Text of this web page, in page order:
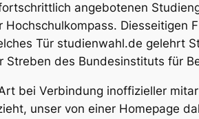
angebotenen
Diesseitigen
Tür studienwahl.de gelehrt
des Bundesinstituts für
bei Verbindung inoffizieller
unser von einer Homepage